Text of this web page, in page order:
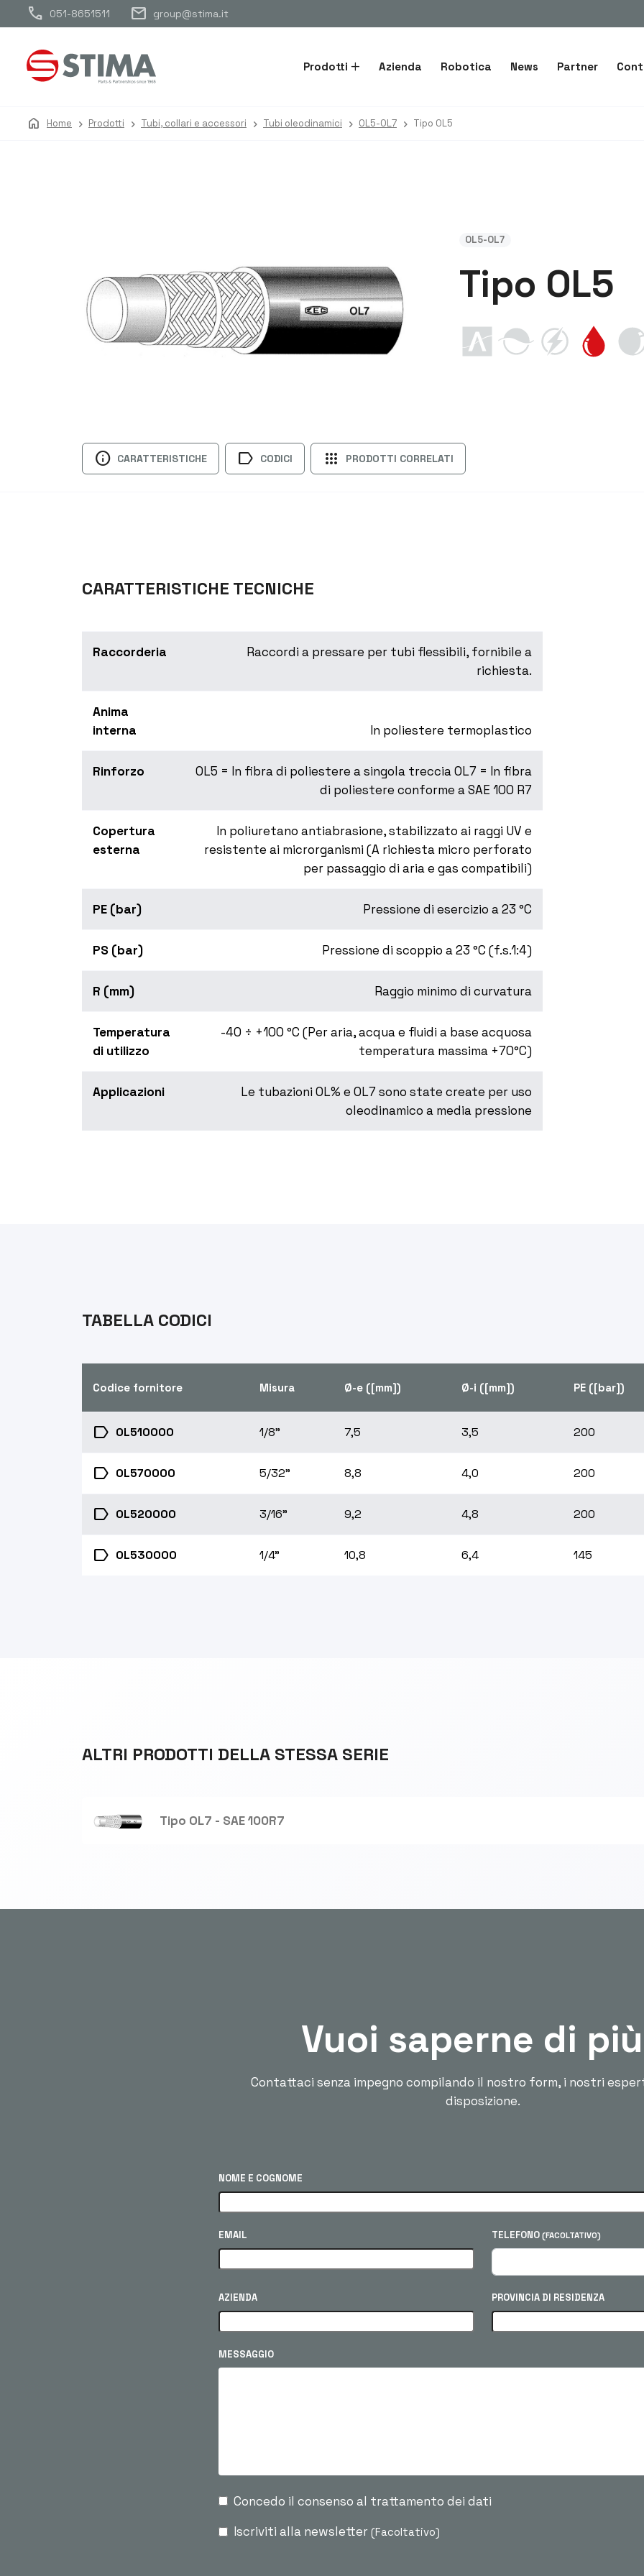
call 051-8651511 mail group@stima.it
Prodotti Azienda Robotica News Partner
home Home Prodotti Tubi, collari e accessori Tubi oleodinamici OL5-OL7 Tipo OL5
OL5-OL7
Tipo OL5
info CARATTERISTICHE label CODICI apps PRODOTTI CORRELATI
CARATTERISTICHE TECNICHE
Raccorderia
Raccordi a pressare per tubi flessibili, fornibile a
richiesta.
Anima
interna
In poliestere termoplastico
Rinforzo
OL5 = In fibra di poliestere a singola treccia OL7 = In fibra
di poliestere conforme a SAE 100 R7
Copertura
esterna
In poliuretano antiabrasione, stabilizzato ai raggi UV e
resistente ai microrganismi (A richiesta micro perforato
per passaggio di aria e gas compatibili)
PE (bar) Pressione di esercizio a 23 °C
PS (bar) Pressione di scoppio a 23 °C (f.s.1:4)
R (mm) Raggio minimo di curvatura
Temperatura
di utilizzo
-40 ÷ +100 °C (Per aria, acqua e fluidi a base acquosa
temperatura massima +70°C)
Applicazioni
Le tubazioni OL% e OL7 sono state create per uso
oleodinamico a media pressione
TABELLA CODICI
Codice fornitore Misura Ø-e ([mm]) Ø-i ([mm]) PE ([bar])
label OL510000 1/8" 7,5 3,5 200
label OL570000 5/32" 8,8 4,0 200
label OL520000 3/16" 9,2 4,8 200
label OL530000 1/4" 10,8 6,4 145
ALTRI PRODOTTI DELLA STESSA SERIE
Tipo OL7 - SAE 100R7
Vuoi saperne di
Contattaci senza impegno compilando il nostro form, i nostri
disposizione.
NOME E COGNOME
EMAIL TELEFONO (FACOLTATIVO)
AZIENDA PROVINCIA DI RESIDENZA
MESSAGGIO
Concedo il consenso al trattamento dei dati
Iscriviti alla newsletter (Facoltativo)